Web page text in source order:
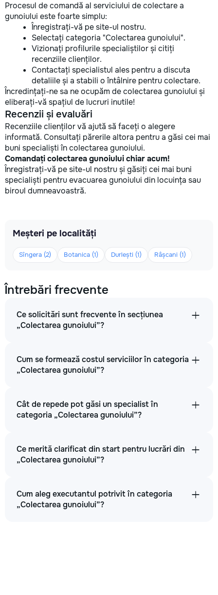
Procesul de comandă al serviciului de colectare a
gunoiului este foarte simplu:
Înregistrați-vă pe site-ul nostru.
Selectați categoria "Colectarea gunoiului".
Vizionați profilurile specialiștilor și citiți
recenziile clienților.
Contactați specialistul ales pentru a discuta
detaliile și a stabili o întâlnire pentru colectare.
Încredințați-ne sa ne ocupăm de colectarea gunoiului și
eliberați-vă spațiul de lucruri inutile!
Recenzii și evaluări
Recenziile clienților vă ajută să faceți o alegere
informată. Consultați părerile altora pentru a găsi cei mai
buni specialiști în colectarea gunoiului.
Comandați colectarea gunoiului chiar acum!
Înregistrați-vă pe site-ul nostru și găsiți cei mai buni
specialiști pentru evacuarea gunoiului din locuința sau
biroul dumneavoastră.
Meșteri pe localități
Sîngera (2) Botanica (1) Durlești (1) Râșcani (1)
Întrebări frecvente
Ce solicitări sunt frecvente în secțiunea
„Colectarea gunoiului”?
Cum se formează costul serviciilor în categoria
„Colectarea gunoiului”?
Cât de repede pot găsi un specialist în
categoria „Colectarea gunoiului”?
Ce merită clarificat din start pentru lucrări din
„Colectarea gunoiului”?
Cum aleg executantul potrivit în categoria
„Colectarea gunoiului”?